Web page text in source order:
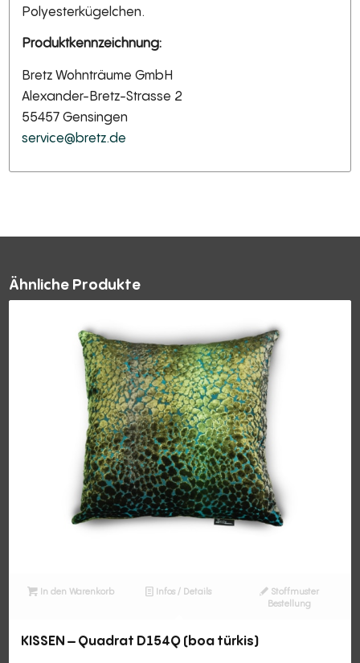
Polyesterkügelchen.
Produktkennzeichnung:
Bretz Wohnträume GmbH
Alexander-Bretz-Strasse 2
55457 Gensingen
service@bretz.de
Ähnliche Produkte
In den Warenkorb Infos / Details
Stoffmuster
Bestellung
KISSEN – Quadrat D154Q (boa türkis)